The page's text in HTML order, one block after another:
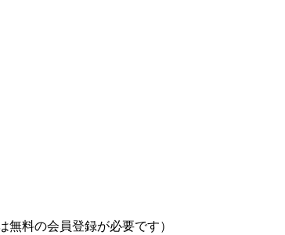
料の会員登録が必要です）